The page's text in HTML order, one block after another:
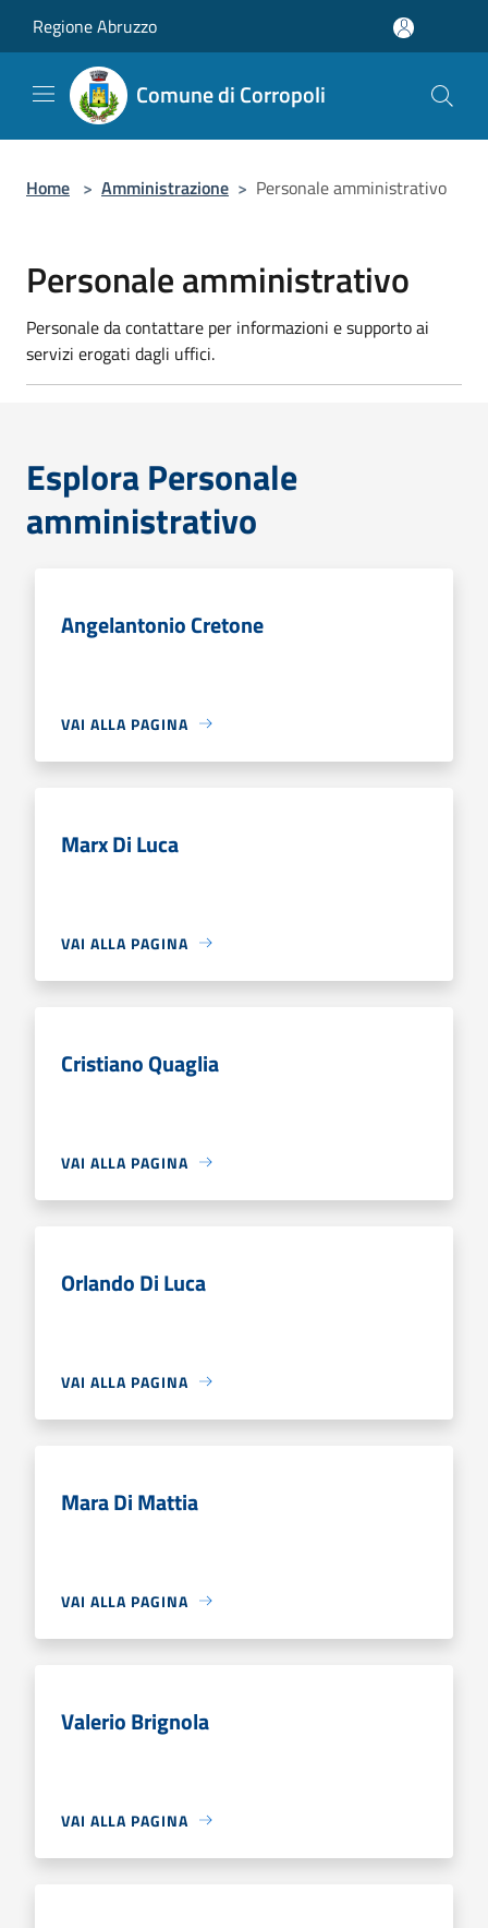
Regione Abruzzo
Comune di Corropoli
Home > Amministrazione > Personale amministrativo
Personale amministrativo
Personale da contattare per informazioni e supporto ai
servizi erogati dagli uffici.
Esplora Personale
amministrativo
Angelantonio Cretone
VAI ALLA PAGINA
Marx Di Luca
VAI ALLA PAGINA
Cristiano Quaglia
VAI ALLA PAGINA
Orlando Di Luca
VAI ALLA PAGINA
Mara Di Mattia
VAI ALLA PAGINA
Valerio Brignola
VAI ALLA PAGINA